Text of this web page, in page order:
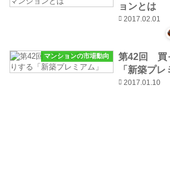
ョンとは
2017.02.01
マンションの市場動向
第42回 買
「新築プレ
2017.01.10